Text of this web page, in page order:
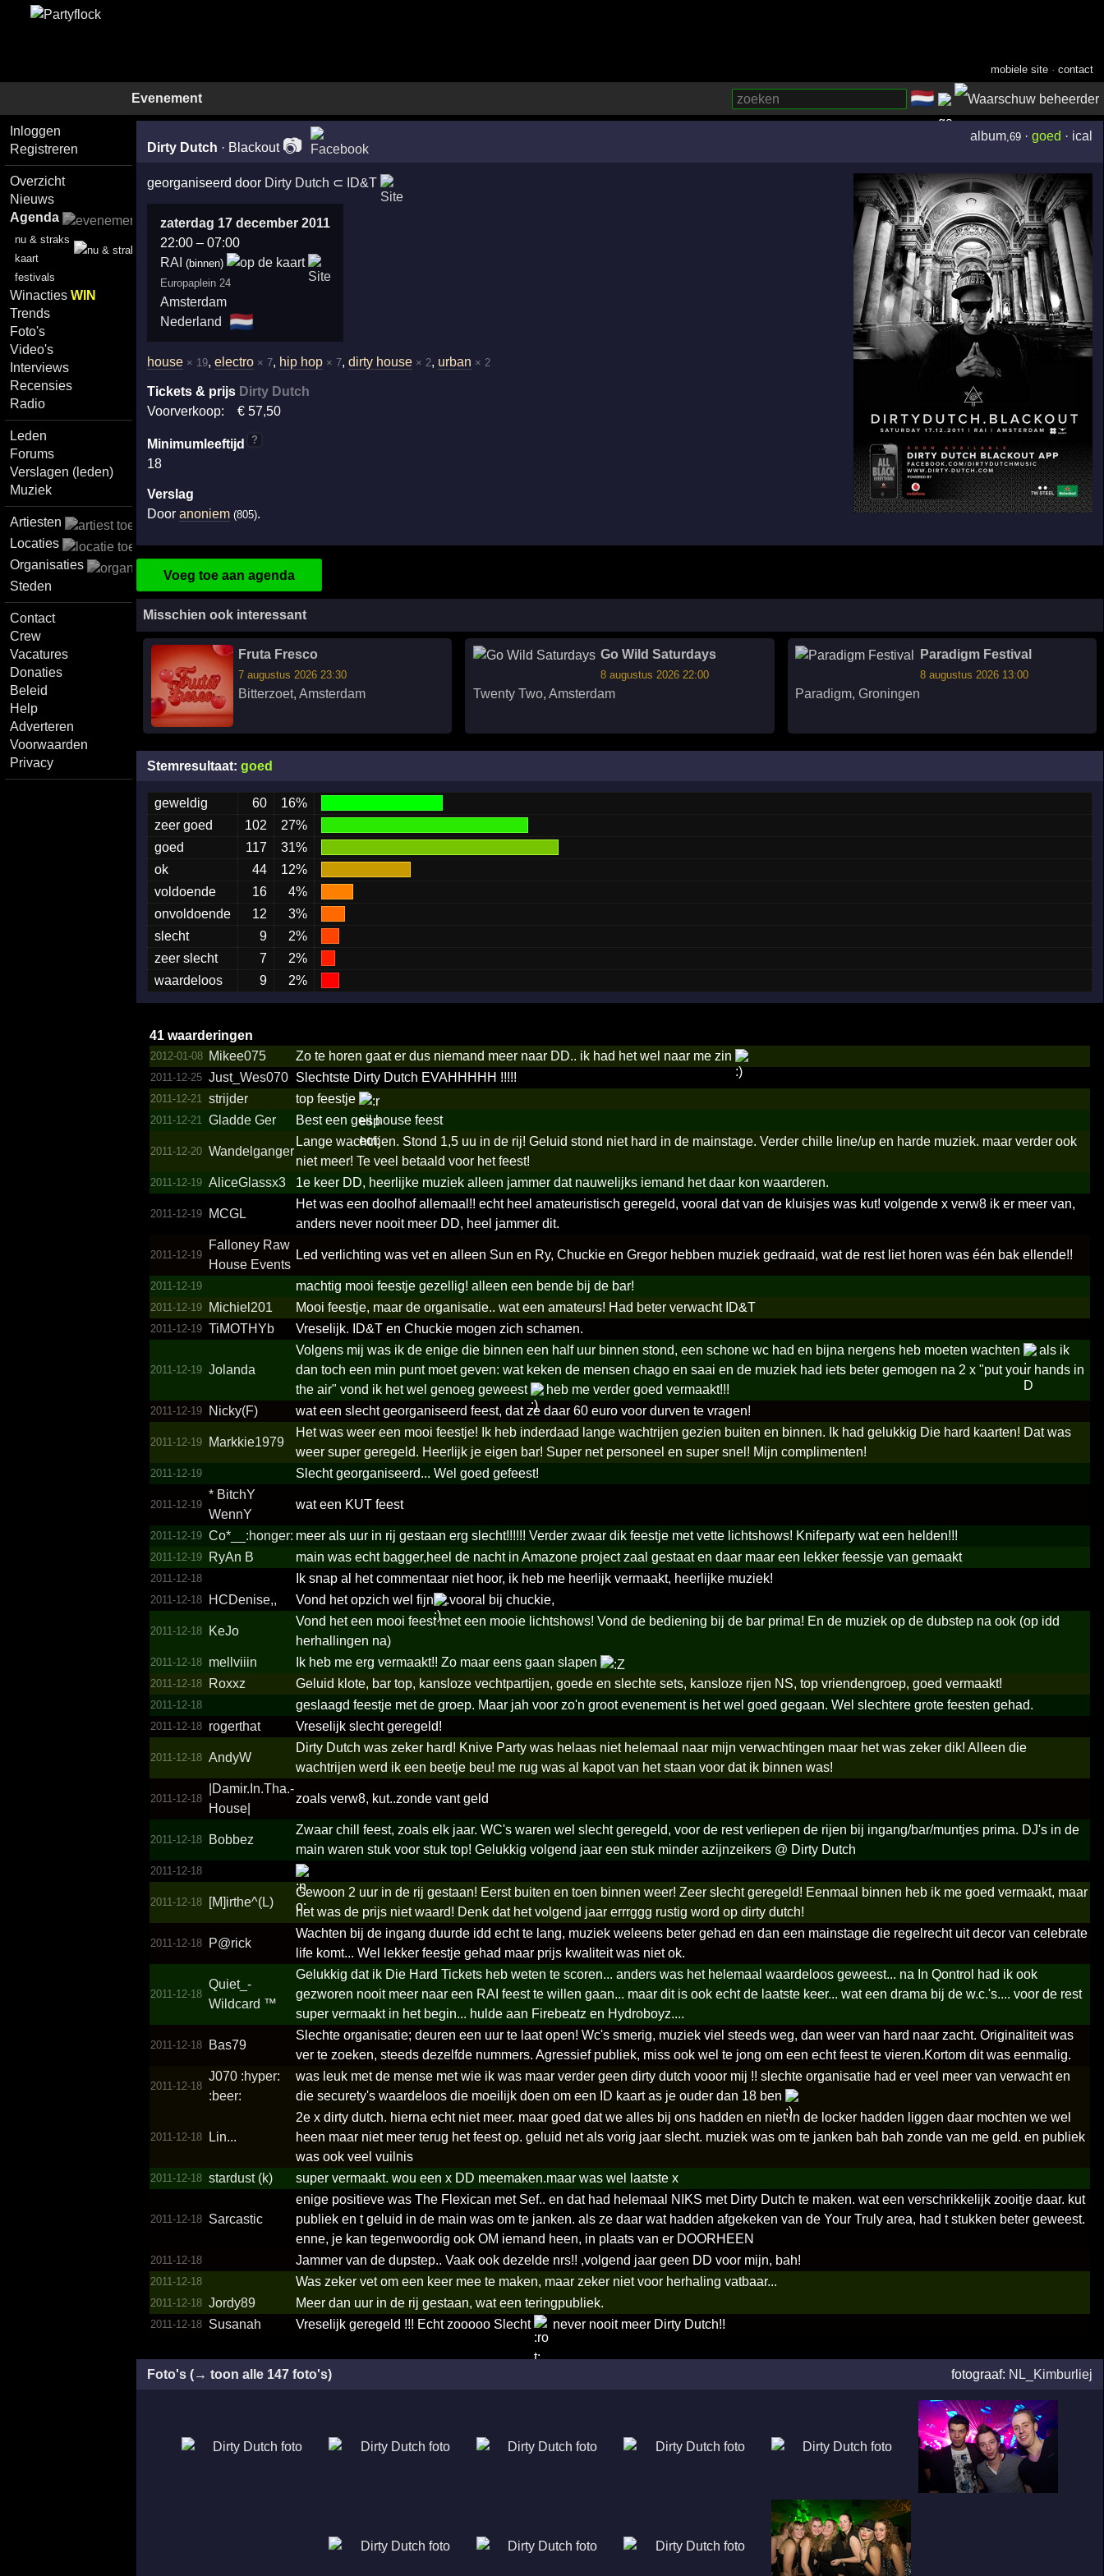
mobiele site ·contact
Evenement 🇳🇱
Inloggen
Registreren
Overzicht
Nieuws
Agenda
nu & straks
kaart
festivals
WinactiesWIN
Trends
Foto's
Video's
Interviews
Recensies
Radio
Leden
Forums
Verslagen (leden)
Muziek
Artiesten
Locaties
Organisaties
Steden
Contact
Crew
Vacatures
Donaties
Beleid
Help
Adverteren
Voorwaarden
Privacy
Dirty Dutch · Blackout 📷 album ,69 ·goed · ical
georganiseerd door Dirty Dutch ⊂ ID&T
zaterdag 17 december 2011
22:00– 07:00
RAI (binnen)
Europaplein 24
Amsterdam
Nederland
🇳🇱
house × 19, electro × 7, hip hop × 7, dirty house × 2, urban × 2
Tickets & prijs Dirty Dutch
Voorverkoop:
€ 57,50
Minimumleeftijd ?
18
Verslag
Door anoniem (805).
Voeg toe aan agenda
Misschien ook interessant
Fruta Fresco
7 augustus 2026 23:30
Bitterzoet, Amsterdam
Go Wild Saturdays
8 augustus 2026 22:00
Twenty Two, Amsterdam
Paradigm Festival
8 augustus 2026 13:00
Paradigm,Groningen
Stemresultaat: goed
geweldig 60
16%
zeer goed
102
27%
goed
117
31%
ok
44
12%
voldoende
16
4%
onvoldoende
12
3%
slecht
9
2%
zeer slecht
7
2%
waardeloos
9 2%
41 waarderingen
2012-01-08 Mikee075 Zo te horen gaat er dus niemand meer naar DD.. ik had het wel naar me zin
2011-12-25 Just_Wes070 Slechtste Dirty Dutch EVAHHHHH !!!!!
2011-12-21 strijder top feestje
2011-12-21 Gladde Ger Best een geil house feest
2011-12-20 Wandelganger
Lange wachtrijen. Stond 1,5 uu in de rij! Geluid stond niet hard in de mainstage. Verder chille line/up en harde muziek. maar verder ook
niet meer! Te veel betaald voor het feest!
2011-12-19 AliceGlassx3 1e keer DD, heerlijke muziek alleen jammer dat nauwelijks iemand het daar kon waarderen.
2011-12-19 MCGL
Het was een doolhof allemaal!! echt heel amateuristisch geregeld, vooral dat van de kluisjes was kut! volgende x verw8 ik er meer van,
anders never nooit meer DD, heel jammer dit.
2011-12-19
Falloney Raw
House Events
Led verlichting was vet en alleen Sun en Ry, Chuckie en Gregor hebben muziek gedraaid, wat de rest liet horen was één bak ellende!!
2011-12-19 machtig mooi feestje gezellig! alleen een bende bij de bar!
2011-12-19 Michiel201 Mooi feestje, maar de organisatie.. wat een amateurs! Had beter verwacht ID&T
2011-12-19 TiMOTHYb Vreselijk. ID&T en Chuckie mogen zich schamen.
2011-12-19 Jolanda
Volgens mij was ik de enige die binnen een half uur binnen stond, een schone wc had en bijna nergens heb moeten wachten
als ik
dan toch een min punt moet geven: wat keken de mensen chago en saai en de muziek had iets beter gemogen na 2 x "put your hands in
the air" vond ik het wel genoeg geweest
heb me verder goed vermaakt!!!
2011-12-19 Nicky(F) wat een slecht georganiseerd feest, dat ze daar 60 euro voor durven te vragen!
2011-12-19 Markkie1979
Het was weer een mooi feestje! Ik heb inderdaad lange wachtrijen gezien buiten en binnen. Ik had gelukkig Die hard kaarten! Dat was
weer super geregeld. Heerlijk je eigen bar! Super net personeel en super snel! Mijn complimenten!
2011-12-19 Slecht georganiseerd... Wel goed gefeest!
2011-12-19
*­ BitchY
WennY
wat een KUT feest
2011-12-19 Co*__­:honger: meer als uur in rij gestaan erg slecht!!!!!! Verder zwaar dik feestje met vette lichtshows! Knifeparty wat een helden!!!
2011-12-19 RyAn B main was echt bagger,heel de nacht in Amazone project zaal gestaat en daar maar een lekker feessje van gemaakt
2011-12-18 Ik snap al het commentaar niet hoor, ik heb me heerlijk vermaakt, heerlijke muziek!
2011-12-18 HCDenise,, Vond het opzich wel fijn .vooral bij chuckie,
2011-12-18 KeJo
Vond het een mooi feest met een mooie lichtshows! Vond de bediening bij de bar prima! En de muziek op de dubstep na ook (op idd
herhallingen na)
2011-12-18 mellviiin Ik heb me erg vermaakt!! Zo maar eens gaan slapen
2011-12-18 Roxxz Geluid klote, bar top, kansloze vechtpartijen, goede en slechte sets, kansloze rijen NS, top vriendengroep, goed vermaakt!
2011-12-18 geslaagd feestje met de groep. Maar jah voor zo'n groot evenement is het wel goed gegaan. Wel slechtere grote feesten gehad.
2011-12-18 rogerthat Vreselijk slecht geregeld!
2011-12-18 AndyW
Dirty Dutch was zeker hard! Knive Party was helaas niet helemaal naar mijn verwachtingen maar het was zeker dik! Alleen die
wachtrijen werd ik een beetje beu! me rug was al kapot van het staan voor dat ik binnen was!
2011-12-18
|Damir.­In.­Tha.­
House|
zoals verw8, kut..zonde vant geld
2011-12-18 Bobbez
Zwaar chill feest, zoals elk jaar. WC's waren wel slecht geregeld, voor de rest verliepen de rijen bij ingang/bar/muntjes prima. DJ's in de
main waren stuk voor stuk top! Gelukkig volgend jaar een stuk minder azijnzeikers @ Dirty Dutch
2011-12-18
2011-12-18 [M]irthe^(L)
Gewoon 2 uur in de rij gestaan! Eerst buiten en toen binnen weer! Zeer slecht geregeld! Eenmaal binnen heb ik me goed vermaakt, maar
het was de prijs niet waard! Denk dat het volgend jaar errrggg rustig word op dirty dutch!
2011-12-18 P@rick
Wachten bij de ingang duurde idd echt te lang, muziek weleens beter gehad en dan een mainstage die regelrecht uit decor van celebrate
life komt... Wel lekker feestje gehad maar prijs kwaliteit was niet ok.
2011-12-18
Quiet_­
Wildcard ™
Gelukkig dat ik Die Hard Tickets heb weten te scoren... anders was het helemaal waardeloos geweest... na In Qontrol had ik ook
gezworen nooit meer naar een RAI feest te willen gaan... maar dit is ook echt de laatste keer... wat een drama bij de w.c.'s.... voor de rest
super vermaakt in het begin... hulde aan Firebeatz en Hydroboyz....
2011-12-18 Bas79
Slechte organisatie; deuren een uur te laat open! Wc's smerig, muziek viel steeds weg, dan weer van hard naar zacht. Originaliteit was
ver te zoeken, steeds dezelfde nummers. Agressief publiek, miss ook wel te jong om een echt feest te vieren.Kortom dit was eenmalig.
2011-12-18
J070 :hyper:
:beer:
was leuk met de mense met wie ik was maar verder geen dirty dutch vooor mij !! slechte organisatie had er veel meer van verwacht en
die securety's waardeloos die moeilijk doen om een ID kaart as je ouder dan 18 ben
2011-12-18 Lin...
2e x dirty dutch. hierna echt niet meer. maar goed dat we alles bij ons hadden en niet in de locker hadden liggen daar mochten we wel
heen maar niet meer terug het feest op. geluid net als vorig jaar slecht. muziek was om te janken bah bah zonde van me geld. en publiek
was ook veel vuilnis
2011-12-18 stardust (k) super vermaakt. wou een x DD meemaken.maar was wel laatste x
2011-12-18 Sarcastic
enige positieve was The Flexican met Sef.. en dat had helemaal NIKS met Dirty Dutch te maken. wat een verschrikkelijk zooitje daar. kut
publiek en t geluid in de main was om te janken. als ze daar wat hadden afgekeken van de Your Truly area, had t stukken beter geweest.
enne, je kan tegenwoordig ook OM iemand heen, in plaats van er DOORHEEN
2011-12-18 Jammer van de dupstep.. Vaak ook dezelde nrs!! ,volgend jaar geen DD voor mijn, bah!
2011-12-18 Was zeker vet om een keer mee te maken, maar zeker niet voor herhaling vatbaar...
2011-12-18 Jordy89 Meer dan uur in de rij gestaan, wat een teringpubliek.
2011-12-18 Susanah Vreselijk geregeld !!! Echt zooooo Slecht never nooit meer Dirty Dutch!!
Foto's (→ toon alle 147 foto's) fotograaf: NL_Kimburliej